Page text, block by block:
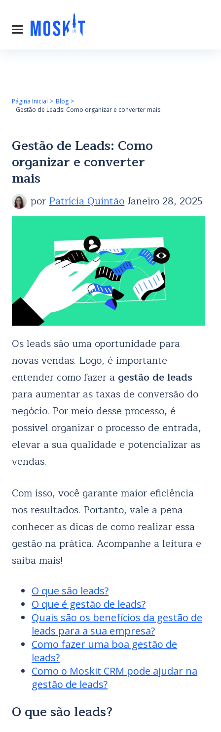
Página Inicial
Blog
Gestão de Leads: Como organizar e converter mais
Gestão de Leads: Como
organizar e converter
mais
porPatrícia Quintão Janeiro 28, 2025
Os leads são uma oportunidade para
novas vendas. Logo, é importante
entender como fazer a gestão de leads
para aumentar as taxas de conversão do
negócio. Por meio desse processo, é
possível organizar o processo de entrada,
elevar a sua qualidade e potencializar as
vendas.
Com isso, você garante maior eficiência
nos resultados. Portanto, vale a pena
conhecer as dicas de como realizar essa
gestão na prática. Acompanhe a leitura e
saiba mais!
O que são leads?
O que é gestão de leads?
Quais são os benefícios da gestão de
leads para a sua empresa?
Como fazer uma boa gestão de
leads?
Como o Moskit CRM pode ajudar na
gestão de leads?
O que são leads?